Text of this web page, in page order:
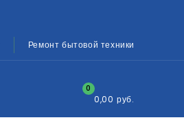
Ремонт бытовой техники
0
0,00 руб.